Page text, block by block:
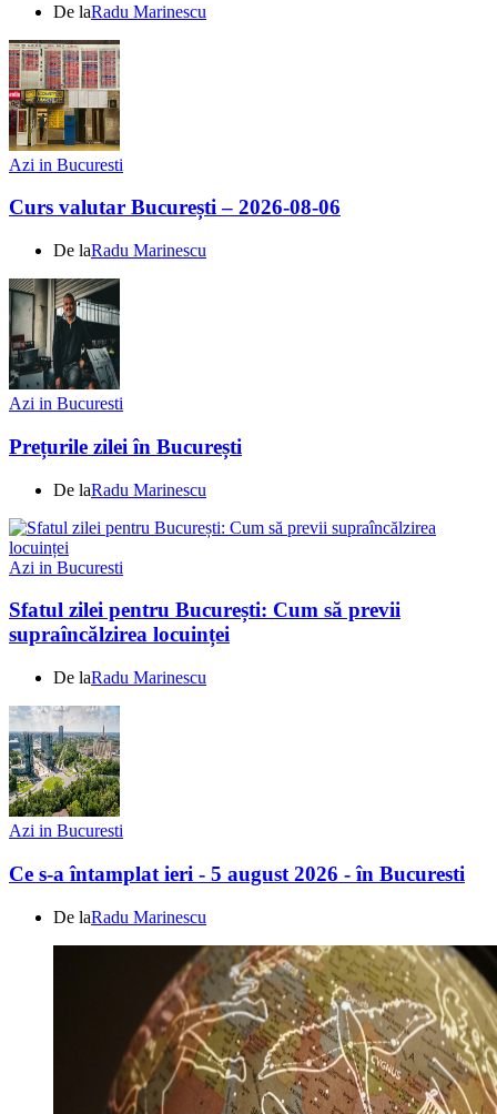
De laRadu Marinescu
Azi in Bucuresti
Curs valutar București – 2026-08-06
De laRadu Marinescu
Azi in Bucuresti
Prețurile zilei în București
De laRadu Marinescu
Azi in Bucuresti
Sfatul zilei pentru București: Cum să previi
supraîncălzirea locuinței
De laRadu Marinescu
Azi in Bucuresti
Ce s-a întamplat ieri - 5 august 2026 - în Bucuresti
De laRadu Marinescu